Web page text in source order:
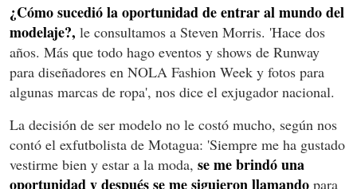
¿Cómo sucedió la oportunidad de entrar al mundo del
modelaje?, le consultamos a Steven Morris. 'Hace dos
años. Más que todo hago eventos y shows de Runway
para diseñadores en NOLA Fashion Week y fotos para
algunas marcas de ropa', nos dice el exjugador nacional.
La decisión de ser modelo no le costó mucho, según nos
contó el exfutbolista de Motagua: 'Siempre me ha gustado
vestirme bien y estar a la moda, se me brindó una
oportunidad y después se me siguieron llamando para